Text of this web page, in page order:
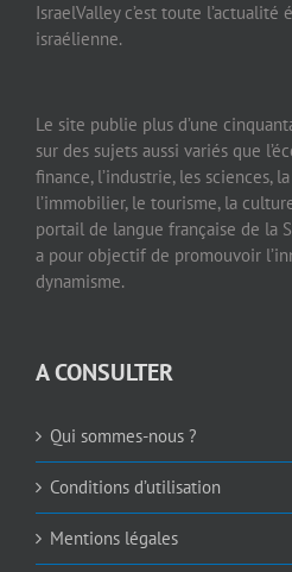
IsraelValley c’est toute
israélienne.
Le site publie plus d’une
sur des sujets aussi variés que
finance, l’industrie, les sciences,
l’immobilier, le tourisme, la
portail de langue française de la
a pour objectif de promouvoir
dynamisme.
A CONSULTER
Qui sommes-nous ?
Conditions d’utilisation
Mentions légales